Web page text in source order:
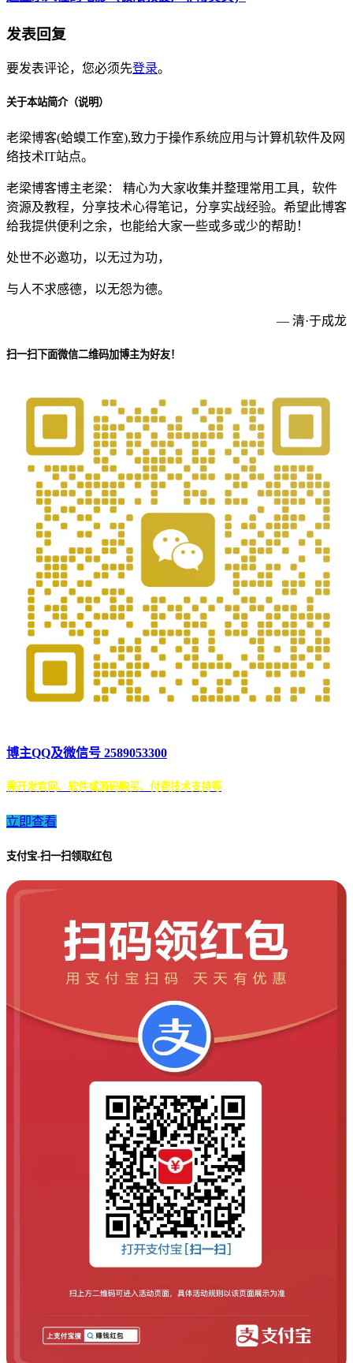
发表回复
要发表评论，您必须先登录。
关于本站简介（说明）
老梁博客(蛤蟆工作室),致力于操作系统应用与计算机软件及网
络技术IT站点。
老梁博客博主老梁： 精心为大家收集并整理常用工具，软件
资源及教程，分享技术心得笔记，分享实战经验。希望此博客
给我提供便利之余，也能给大家一些或多或少的帮助！
处世不必邀功，以无过为功，
与人不求感德，以无怨为德。
— 清·于成龙
扫一扫下面微信二维码加博主为好友！
博主QQ及微信号 2589053300
需开发官网、软件或源码购买、付费技术支持等
立即查看
支付宝-扫一扫领取红包